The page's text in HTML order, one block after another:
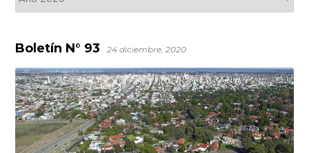
Boletín N° 93 24 diciembre, 2020
por